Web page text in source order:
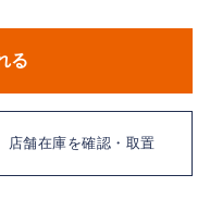
る
店舗在庫を確認・取置